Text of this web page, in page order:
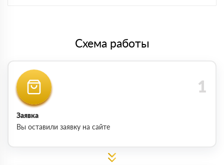
Схема работы
Заявка
Вы оставили заявку на сайте